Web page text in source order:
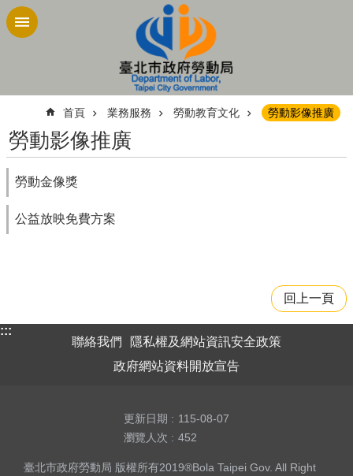
跳到主要內容區塊
首頁 業務服務 勞動教育文化 勞動影像推廣
勞動影像推廣
勞動金像獎
公益放映免費方案
回上一頁
:::
聯絡我們
隱私權及網站資訊安全政策
政府網站資料開放宣告
更新日期
115-08-07
瀏覽人次
452
臺北市政府勞動局 版權所有2019®Bola Taipei Gov. All Right